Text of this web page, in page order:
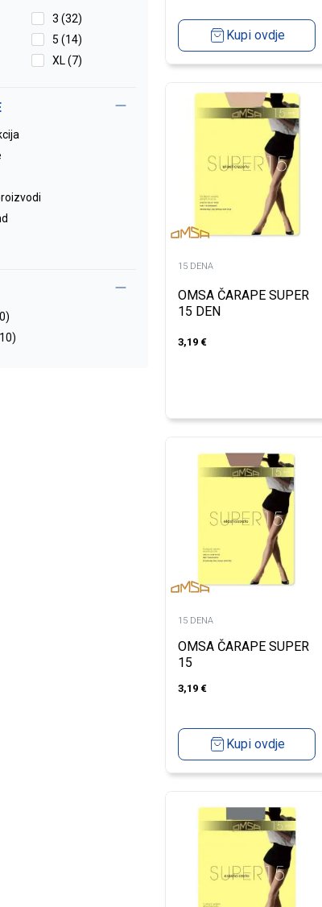
3 (32)
5 (14)
XL (7)
Kupi ovdje
15 DENA
OMSA ČARAPE SUPER
15 DEN
3,19 €
15 DENA
OMSA ČARAPE SUPER
15
3,19 €
Kupi ovdje